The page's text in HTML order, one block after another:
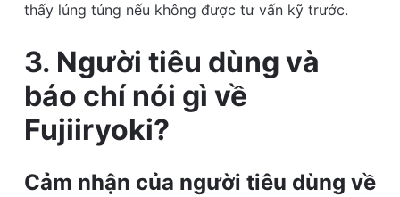
thấy lúng túng nếu không được tư vấn kỹ trước.
3. Người tiêu dùng và
báo chí nói gì về
Fujiiryoki?
Cảm nhận của người tiêu dùng về